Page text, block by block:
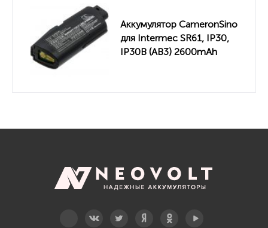
Аккумулятор CameronSino
для Intermec SR61, IP30,
IP30B (AB3) 2600mAh